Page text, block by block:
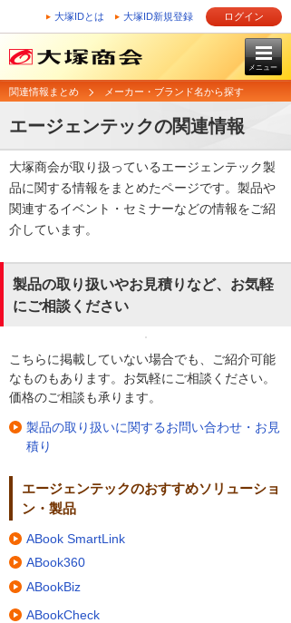
大塚IDとは 大塚ID新規登録 ログイン
メニュー
関連情報まとめ メーカー・ブランド名から探す
エージェンテックの関連情報
大塚商会が取り扱っているエージェンテック製
品に関する情報をまとめたページです。製品や
関連するイベント・セミナーなどの情報をご紹
介しています。
製品の取り扱いやお見積りなど、お気軽
にご相談ください
こちらに掲載していない場合でも、ご紹介可能
なものもあります。お気軽にご相談ください。
価格のご相談も承ります。
製品の取り扱いに関するお問い合わせ・お見
積り
エージェンテックのおすすめソリューショ
ン・製品
ABook SmartLink
ABook360
ABookBiz
ABookCheck